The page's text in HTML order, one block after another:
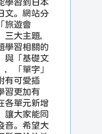
學習到日本
文。網站分
旅遊會
大主題，
學習相關的
與「基礎文
「單字」
有可愛插
習更加有
各單元新增
讓大家能同
音。希望大